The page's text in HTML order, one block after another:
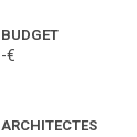
BUDGET
-€
ARCHITECTES